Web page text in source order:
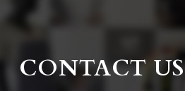
CONTACT US